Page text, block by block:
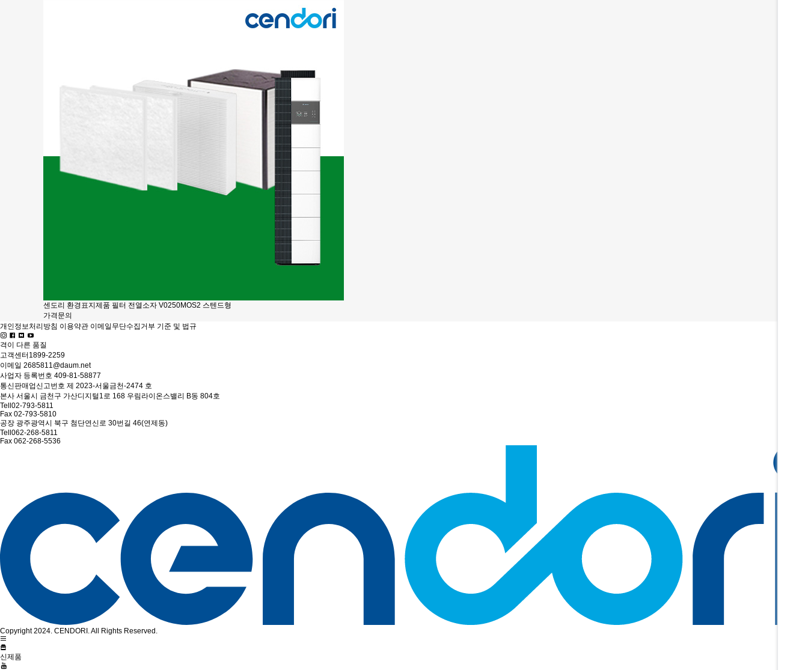
센도리 환경표지제품 필터 전열소자 V0250MOS2 스텐드형
가격문의
개인정보처리방침 이용약관 이메일무단수집거부 기준 및 법규
격이 다른 품질
고객센터 1899-2259
이메일 2685811@daum.net
사업자 등록번호 409-81-58877
통신판매업신고번호 제 2023-서울금천-2474 호
본사 서울시 금천구 가산디지털1로 168 우림라이온스밸리 B동 804호
Tell 02-793-5811
Fax 02-793-5810
공장 광주광역시 북구 첨단연신로 30번길 46(연제동)
Tell 062-268-5811
Fax 062-268-5536
Copyright 2024. CENDORI. All Rights Reserved.
신제품